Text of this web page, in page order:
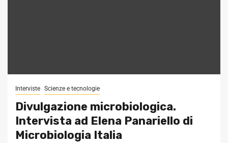
Interviste Scienze e tecnologie
Divulgazione microbiologica.
Intervista ad Elena Panariello di
Microbiologia Italia